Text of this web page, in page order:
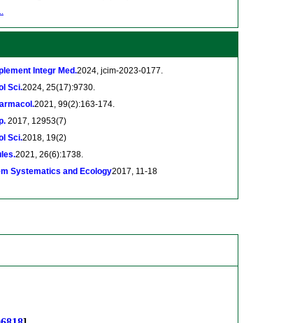
Integr Med.2024, jcim-2023-0177.
Sci.2024, 25(17):9730.
2021, 99(2):163-174.
2017, 12953(7)
Sci.2018, 19(2)
2021, 26(6):1738.
Systematics and Ecology2017, 11-18